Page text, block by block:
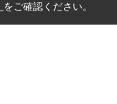
をご確認ください。